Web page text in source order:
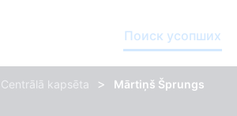
Поиск усопших
Centrālā kapsēta > Mārtiņš Šprungs